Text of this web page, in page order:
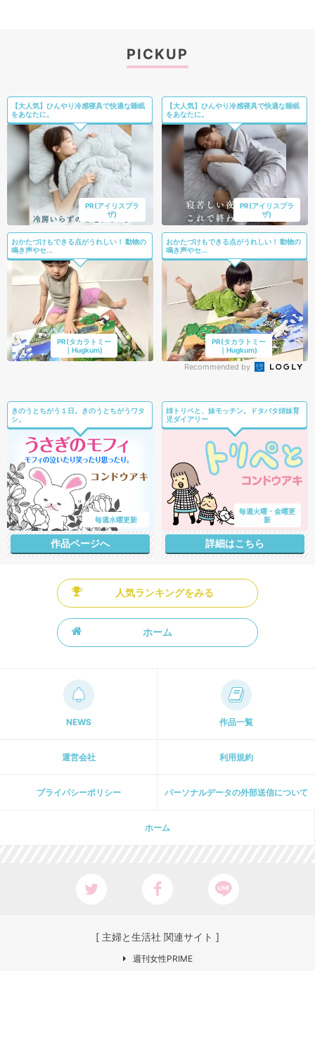
PICKUP
【大人気】ひんやり冷感寝具で快適な睡眠
をあなたに。
PR(アイリスプラ
ザ)
【大人気】ひんやり冷感寝具で快適な睡眠
をあなたに。
PR(アイリスプラ
ザ)
おかたづけもできる点がうれしい！ 動物の
鳴き声やセ...
PR(タカラトミー
｜Hugkum)
おかたづけもできる点がうれしい！ 動物の
鳴き声やセ...
PR(タカラトミー
｜Hugkum)
Recommended by
きのうとちがう１日。きのうとちがうワタ
シ。
毎週水曜更新
作品ページへ
姉トリペと、妹モッチン。ドタバタ姉妹育
児ダイアリー
毎週火曜・金曜更
新
詳細はこちら
人気ランキングをみる
ホーム
NEWS 作品一覧
運営会社 利用規約
プライパシーポリシー パーソナルデータの外部送信について
ホーム
[ 主婦と生活社 関連サイト ]
週刊女性PRIME